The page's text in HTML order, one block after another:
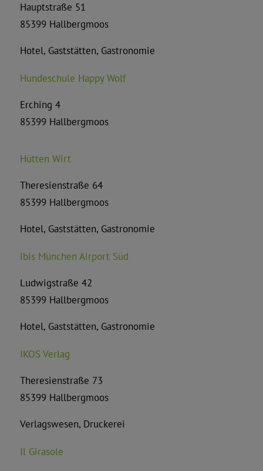
Hauptstraße 51
85399 Hallbergmoos
Hotel, Gaststätten, Gastronomie
Hundeschule Happy Wolf
Erching 4
85399 Hallbergmoos
Hütten Wirt
Theresienstraße 64
85399 Hallbergmoos
Hotel, Gaststätten, Gastronomie
ibis München Airport Süd
Ludwigstraße 42
85399 Hallbergmoos
Hotel, Gaststätten, Gastronomie
IKOS Verlag
Theresienstraße 73
85399 Hallbergmoos
Verlagswesen, Druckerei
Il Girasole